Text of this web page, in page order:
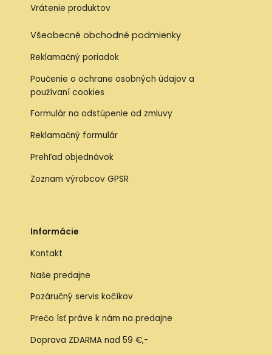
Vrátenie produktov
Všeobecné obchodné podmienky
Reklamačný poriadok
Poučenie o ochrane osobných údajov a
používaní cookies
Formulár na odstúpenie od zmluvy
Reklamačný formulár
Prehľad objednávok
Zoznam výrobcov GPSR
Informácie
Kontakt
Naše predajne
Pozáručný servis kočíkov
Prečo ísť práve k nám na predajne
Doprava ZDARMA nad 59 €,-